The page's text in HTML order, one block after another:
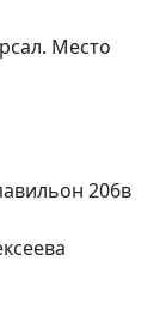
Место
206в